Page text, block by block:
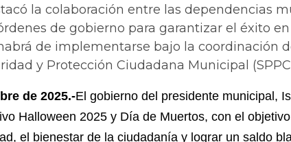
la colaboración entre las dependencias
de gobierno para garantizar el éxito
de implementarse bajo la coordinación
y Protección Ciudadana Municipal
de 2025.-El gobierno del presidente municipal,
Halloween 2025 y Día de Muertos, con el
el bienestar de la ciudadanía y lograr un saldo